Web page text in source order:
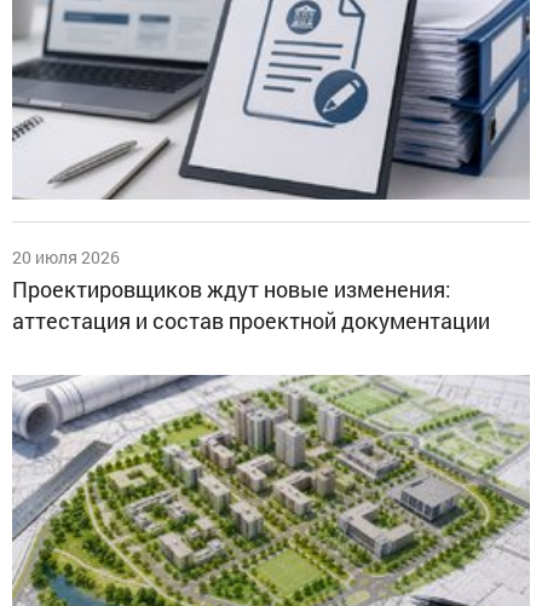
20 июля 2026
Проектировщиков ждут новые изменения:
аттестация и состав проектной документации